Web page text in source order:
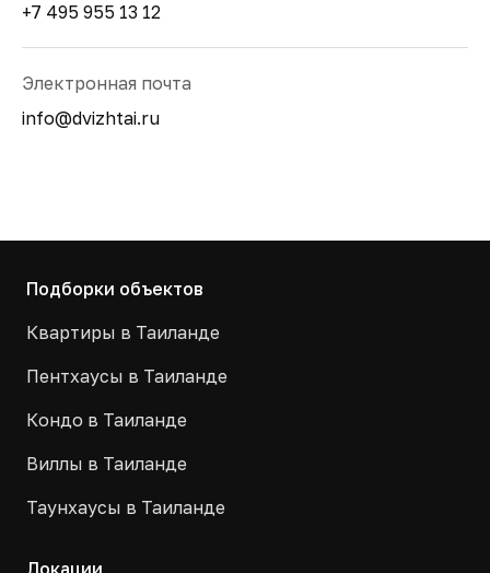
+7 495 955 13 12
Электронная почта
info@dvizhtai.ru
Подборки объектов
Квартиры в Таиланде
Пентхаусы в Таиланде
Кондо в Таиланде
Виллы в Таиланде
Таунхаусы в Таиланде